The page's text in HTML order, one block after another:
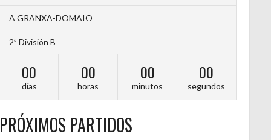
A GRANXA-DOMAIO
2ª División B
00
días
00
horas
00
minutos
00
segundos
PRÓXIMOS PARTIDOS